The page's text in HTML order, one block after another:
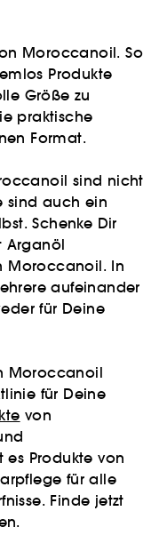
Moroccanoil. So
Produkte
Größe zu
praktische
Format.
sind nicht
sind auch ein
Schenke Dir
Arganöl
Moroccanoil. In
aufeinander
für Deine
Moroccanoil
für Deine
von
Produkte von
für alle
Finde jetzt